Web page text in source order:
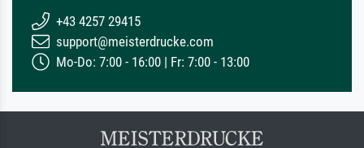
+43 4257 29415
support@meisterdrucke.com
Mo-Do: 7:00 - 16:00 | Fr: 7:00 - 13:00